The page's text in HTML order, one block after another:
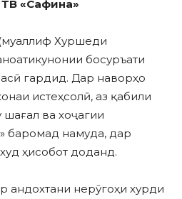
ТВ «Сафина»
Хуршеди
босуръати
гардид. Дар наворҳо
истеҳсолӣ, аз қабили
шағал ва хоҷагии
баромад намуда, дар
ҳисобот доданд.
андохтани нерӯгоҳи хурди